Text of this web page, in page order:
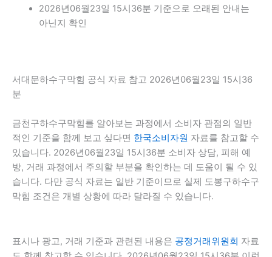
2026년06월23일 15시36분 기준으로 오래된 안내는
아닌지 확인
서대문하수구막힘 공식 자료 참고 2026년06월23일 15시36
분
금천구하수구막힘를 알아보는 과정에서 소비자 관점의 일반
적인 기준을 함께 보고 싶다면 한국소비자원 자료를 참고할 수
있습니다. 2026년06월23일 15시36분 소비자 상담, 피해 예
방, 거래 과정에서 주의할 부분을 확인하는 데 도움이 될 수 있
습니다. 다만 공식 자료는 일반 기준이므로 실제 도봉구하수구
막힘 조건은 개별 상황에 따라 달라질 수 있습니다.
표시나 광고, 거래 기준과 관련된 내용은 공정거래위원회 자료